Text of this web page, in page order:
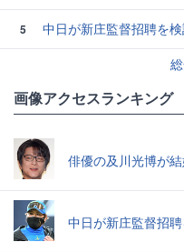
5
中日が新庄監督招聘を
画像アクセスランキング
俳優の及川光博が
中日が新庄監督招